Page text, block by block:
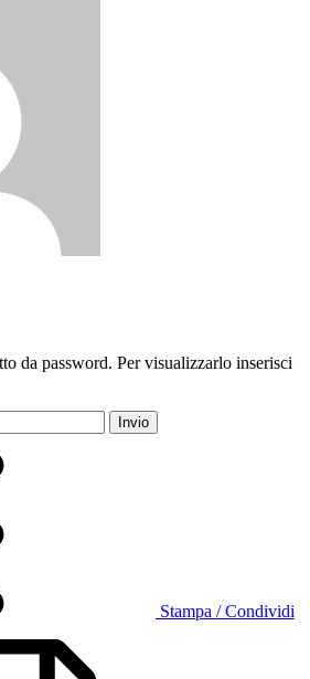
da password. Per visualizzarlo inserisci
Stampa / Condividi